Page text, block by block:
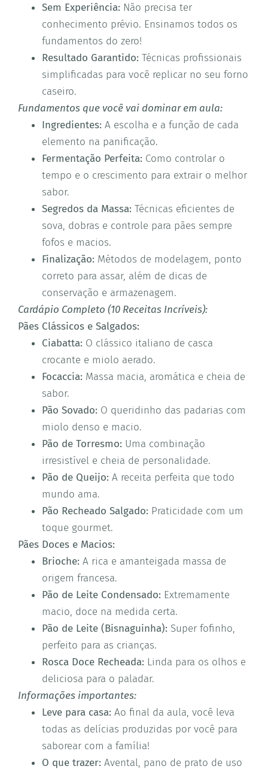
Sem Experiência: Não precisa ter
conhecimento prévio. Ensinamos todos os
fundamentos do zero!
Resultado Garantido: Técnicas profissionais
simplificadas para você replicar no seu forno
caseiro.
Fundamentos que você vai dominar em aula:
Ingredientes: A escolha e a função de cada
elemento na panificação.
Fermentação Perfeita: Como controlar o
tempo e o crescimento para extrair o melhor
sabor.
Segredos da Massa: Técnicas eficientes de
sova, dobras e controle para pães sempre
fofos e macios.
Finalização: Métodos de modelagem, ponto
correto para assar, além de dicas de
conservação e armazenagem.
Cardápio Completo (10 Receitas Incríveis):
Pães Clássicos e Salgados:
Ciabatta: O clássico italiano de casca
crocante e miolo aerado.
Focaccia: Massa macia, aromática e cheia de
sabor.
Pão Sovado: O queridinho das padarias com
miolo denso e macio.
Pão de Torresmo: Uma combinação
irresistível e cheia de personalidade.
Pão de Queijo: A receita perfeita que todo
mundo ama.
Pão Recheado Salgado: Praticidade com um
toque gourmet.
Pães Doces e Macios:
Brioche: A rica e amanteigada massa de
origem francesa.
Pão de Leite Condensado: Extremamente
macio, doce na medida certa.
Pão de Leite (Bisnaguinha): Super fofinho,
perfeito para as crianças.
Rosca Doce Recheada: Linda para os olhos e
deliciosa para o paladar.
Informações importantes:
Leve para casa: Ao final da aula, você leva
todas as delícias produzidas por você para
saborear com a família!
O que trazer: Avental, pano de prato de uso